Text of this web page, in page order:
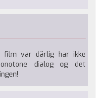
film var dårlig har ikke
dialog og det